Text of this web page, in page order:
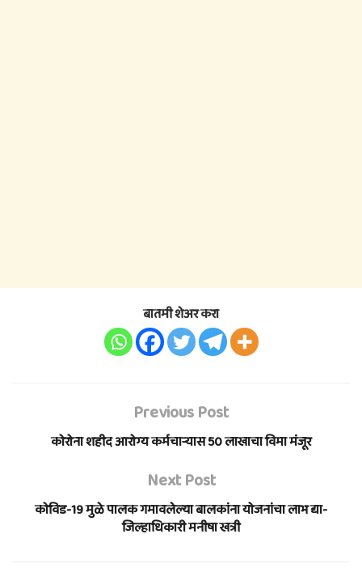
बातमी शेअर करा
Previous Post
कोरोना शहीद आरोग्य कर्मचार्‍यास 50 लाखाचा विमा मंजूर
Next Post
कोविड-19 मुळे पालक गमावलेल्या बालकांना योजनांचा लाभ द्या-
जिल्हाधिकारी मनीषा खत्री